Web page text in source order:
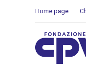
Home page